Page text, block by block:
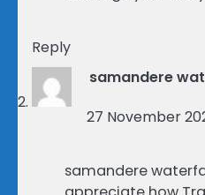
Reply
samandere
27 November
samandere